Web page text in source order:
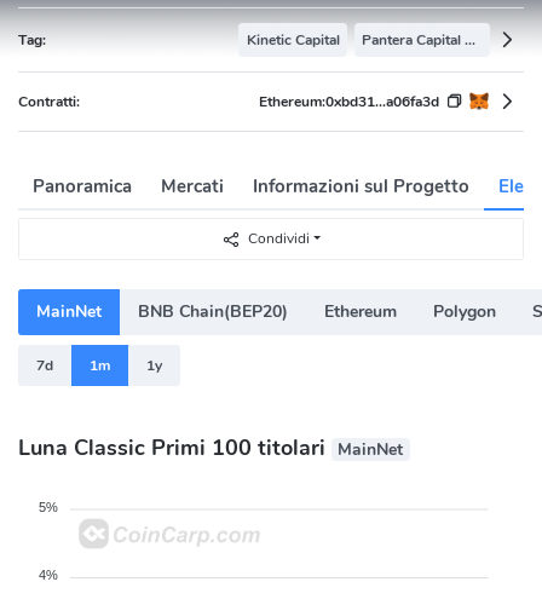
Tag: Kinetic Capital Pantera Capital Portfolio
Contratti: Ethereum:0xbd31...a06fa3d
Panoramica Mercati Informazioni sul Progetto
Condividi
MainNet BNB Chain(BEP20) Ethereum Polygon
7d 1m 1y
Luna Classic Primi 100 titolari MainNet
5%
4%